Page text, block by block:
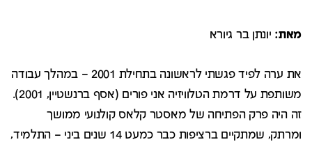
מאת: יונתן בר גיורא
את ערה לפיד פגשתי לראשונה בתחילת 2001 – במהלך עבודה
משותפת על דרמת הטלוויזיה אני פורים (אסף ברנשטיין, 2001).
זה היה פרק הפתיחה של מאסטר קלאס קולנועי ממושך
ומרתק, שמתקיים ברציפות כבר כמעט 14 שנים ביני – התלמיד,